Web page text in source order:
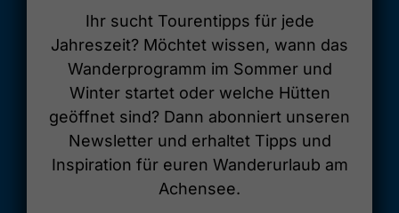
Ihr sucht Tourentipps für jede
Jahreszeit? Möchtet wissen, wann das
Wanderprogramm im Sommer und
Winter startet oder welche Hütten
geöffnet sind? Dann abonniert unseren
Newsletter und erhaltet Tipps und
Inspiration für euren Wanderurlaub am
Achensee.